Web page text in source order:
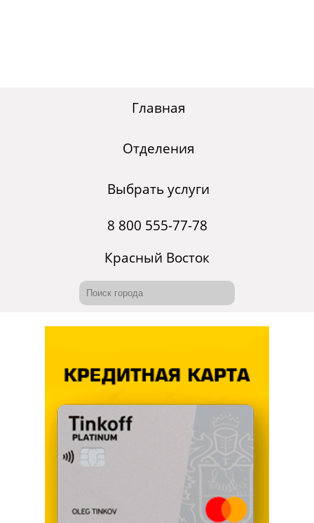
Главная
Отделения
Выбрать услуги
8 800 555-77-78
Красный Восток